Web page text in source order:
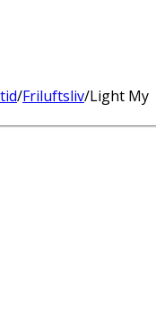
/Friluftsliv/Light My